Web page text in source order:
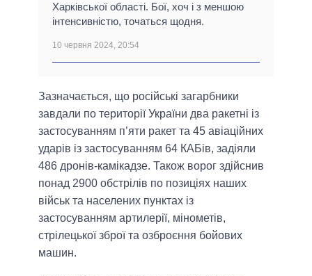
Харківської області. Бої, хоч і з меншою
інтенсивністю, точаться щодня.
10 червня 2024, 20:54
Зазначається, що російські загарбники
завдали по території України два ракетні із
застосуванням п’яти ракет та 45 авіаційних
ударів із застосуванням 64 КАБів, задіяли
486 дронів-камікадзе. Також ворог здійснив
понад 2900 обстрілів по позиціях наших
військ та населених пунктах із
застосуванням артилерії, мінометів,
стрілецької зброї та озброєння бойових
машин.